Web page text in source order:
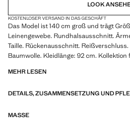
LOOK
KOSTENLOSER VERSAND IN DAS GESCHÄFT
Das Model ist 140 cm groß und trägt
Leinengewebe. Rundhalsausschnitt.
Taille. Rückenausschnitt.
Baumwolle. Kleidlänge: 92 cm.
MEHR LESEN
DETAILS, ZUSAMMENSETZUNG UND
MASSE